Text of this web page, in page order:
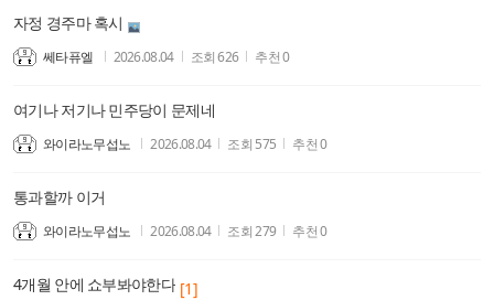
자정 경주마 혹시
쎄타퓨엘 2026.08.04 조회626 추천0
여기나 저기나 민주당이 문제네
와이라노무섭노 2026.08.04 조회 575 추천0
통과할까 이거
와이라노무섭노 2026.08.04 조회279 추천0
4개월 안에 쇼부봐야한다 [1]